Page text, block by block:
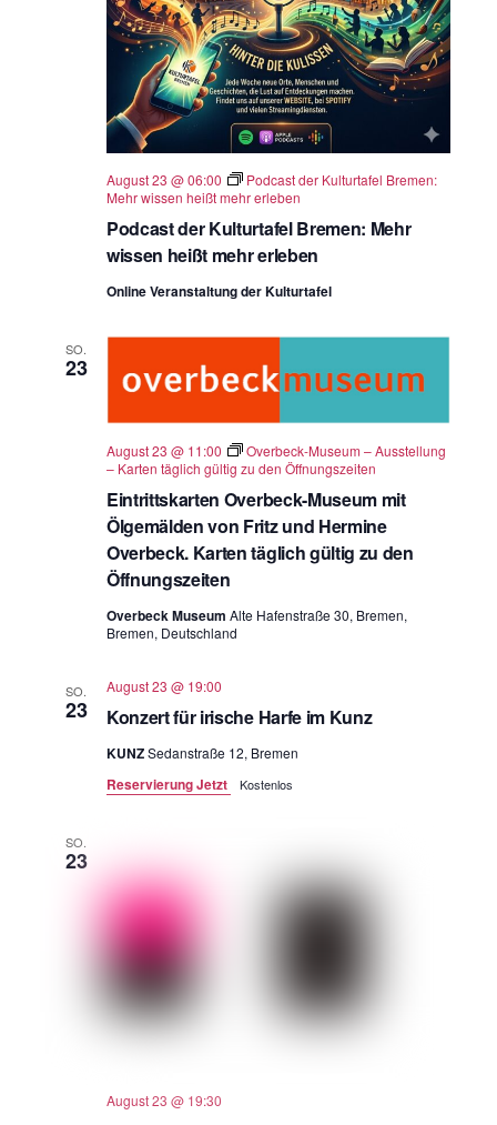
Podcast der Kulturtafel Bremen: Mehr
wissen heißt mehr erleben
August 23 @ 06:00
Podcast der Kulturtafel Bremen:
Mehr wissen heißt mehr erleben
Online Veranstaltung der Kulturtafel
SO.
23
Eintrittskarten Overbeck-Museum mit
Ölgemälden von Fritz und Hermine
Overbeck. Karten täglich gültig zu den
Öffnungszeiten
August 23 @ 11:00
Overbeck-Museum – Ausstellung
– Karten täglich gültig zu den Öffnungszeiten
Overbeck Museum Alte Hafenstraße 30, Bremen,
Bremen, Deutschland
SO.
23 Konzert für irische Harfe im Kunz
August 23 @ 19:00
KUNZSedanstraße 12, Bremen
Reservierung Jetzt Kostenlos
SO.
23
August 23 @ 19:30